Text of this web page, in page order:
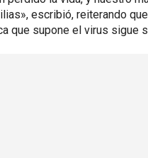
escribió, reiterando
que supone el virus sigue